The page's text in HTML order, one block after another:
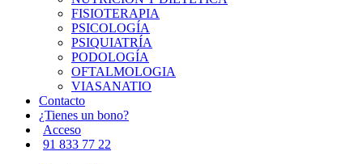
FISIOTERAPIA
PSICOLOGÍA
PSIQUIATRÍA
PODOLOGÍA
OFTALMOLOGIA
VIASANATIO
Contacto
¿Tienes un bono?
Acceso
91 833 77 22